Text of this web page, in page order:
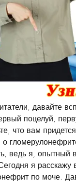
давайте
поцелуй,
что вам
ведь я, опытный
я расскажу
по моче.